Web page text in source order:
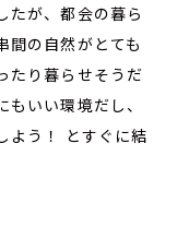
たが、都会の暮ら
間の自然がとても
たり暮らせそうだ
いい環境だし、
よう！ とすぐに結